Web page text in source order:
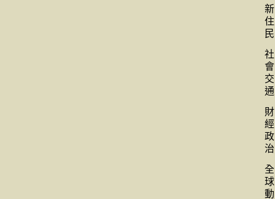
新
住
民
社
會
交
通
財
經
政
治
全
球
動